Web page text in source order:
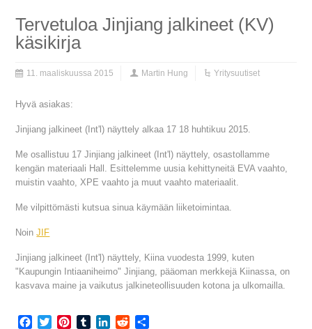
Tervetuloa Jinjiang jalkineet (KV)
käsikirja
11. maaliskuussa 2015 Martin Hung Yritysuutiset
Hyvä asiakas:
Jinjiang jalkineet (Int'l) näyttely alkaa 17 18 huhtikuu 2015.
Me osallistuu 17 Jinjiang jalkineet (Int'l) näyttely, osastollamme
kengän materiaali Hall. Esittelemme uusia kehittyneitä EVA vaahto,
muistin vaahto, XPE vaahto ja muut vaahto materiaalit.
Me vilpittömästi kutsua sinua käymään liiketoimintaa.
NoinJIF
Jinjiang jalkineet (Int'l) näyttely, Kiina vuodesta 1999, kuten
"Kaupungin Intiaaniheimo" Jinjiang, pääoman merkkejä Kiinassa, on
kasvava maine ja vaikutus jalkineteollisuuden kotona ja ulkomailla.
Facebook
TwitterPinterestTumblrLinkedInReddit